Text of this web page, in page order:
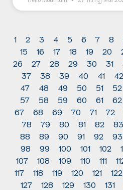
1 2 3 4 5 6 7 8
15
16 17 18 19 20
26
27 28 29 30 31
37
38 39 40 41 42
47
48 49 50 51 52
57
58 59 60 61 62
67
68 69 70 71 72
78
79 80 81 82 83
88
89 90 91 92 93
98
99 100 101 102
107
108 109 110 111
117
118 119 120 121 122
127
128 129 130 131